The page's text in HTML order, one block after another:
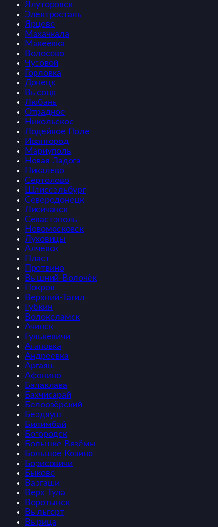
Ялуторовск
Электросталь
Ярцево
Махачкала
Макеевка
Волосово
Чусовой
Горловка
Донецк
Высоцк
Любань
Отрадное
Никольское
Лодейное Поле
Ивангород
Мариуполь
Новая Ладога
Пикалево
Сертолово
Шлиссельбург
Северодонецк
Лисичанск
Севастополь
Новомосковск
Луховицы
Алчевск
Пласт
Протвино
Вышний-Волочёк
Покров
Верхний-Тагил
Губкин
Волоколамск
Ачинск
Гулькевичи
Агаповка
Андреевка
Аргаяш
Афонино
Балаклава
Бахчисарай
Белоозёрский
Бердяуш
Билимбай
Богородск
Большие Вязёмы
Большое Козино
Борисовичи
Быково
Варгаши
Верх Тула
Воротынск
Выльгорт
Вырица